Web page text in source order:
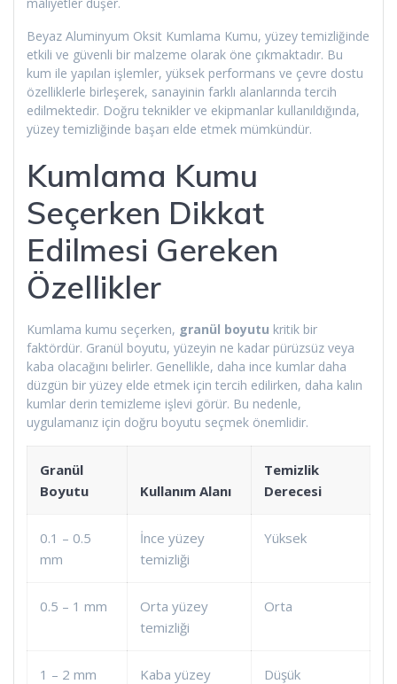
Beyaz Aluminyum Oksit Kumlama Kumu, yüzey temizliğinde
etkili ve güvenli bir malzeme olarak öne çıkmaktadır. Bu
kum ile yapılan işlemler, yüksek performans ve çevre dostu
özelliklerle birleşerek, sanayinin farklı alanlarında tercih
edilmektedir. Doğru teknikler ve ekipmanlar kullanıldığında,
yüzey temizliğinde başarı elde etmek mümkündür.
Kumlama Kumu
Seçerken Dikkat
Edilmesi Gereken
Özellikler
Kumlama kumu seçerken, granül boyutu kritik bir
faktördür. Granül boyutu, yüzeyin ne kadar pürüzsüz veya
kaba olacağını belirler. Genellikle, daha ince kumlar daha
düzgün bir yüzey elde etmek için tercih edilirken, daha kalın
kumlar derin temizleme işlevi görür. Bu nedenle,
uygulamanız için doğru boyutu seçmek önemlidir.
Granül
Boyutu
Kullanım Alanı
Temizlik
Derecesi
0.1 – 0.5
mm
İnce yüzey
temizliği
Yüksek
0.5 – 1 mm
Orta yüzey
temizliği
Orta
1 – 2 mm
Kaba yüzey
Düşük